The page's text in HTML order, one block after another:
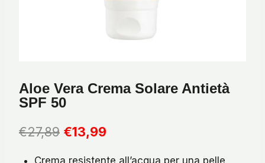
Aloe Vera Crema Solare Antietà
SPF 50
€27,89 Il
€13,99
Crema resistente all’acqua per una pelle